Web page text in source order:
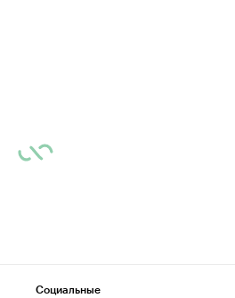
Социальные